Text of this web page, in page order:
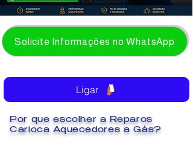
Solicite Informações no WhatsApp
Por que escolher a Reparos
Carioca Aquecedores a Gás?
Ligar